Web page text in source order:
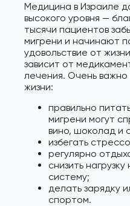
Медицина в Израиле
высокого уровня —
тысячи пациентов
мигрени и начинают
удовольствие от
зависит от
лечения. Очень важно
жизни:
правильно
мигрени могут
вино, шоколад и
избегать
регулярно
снизить
систему;
делать зарядку
спортом.